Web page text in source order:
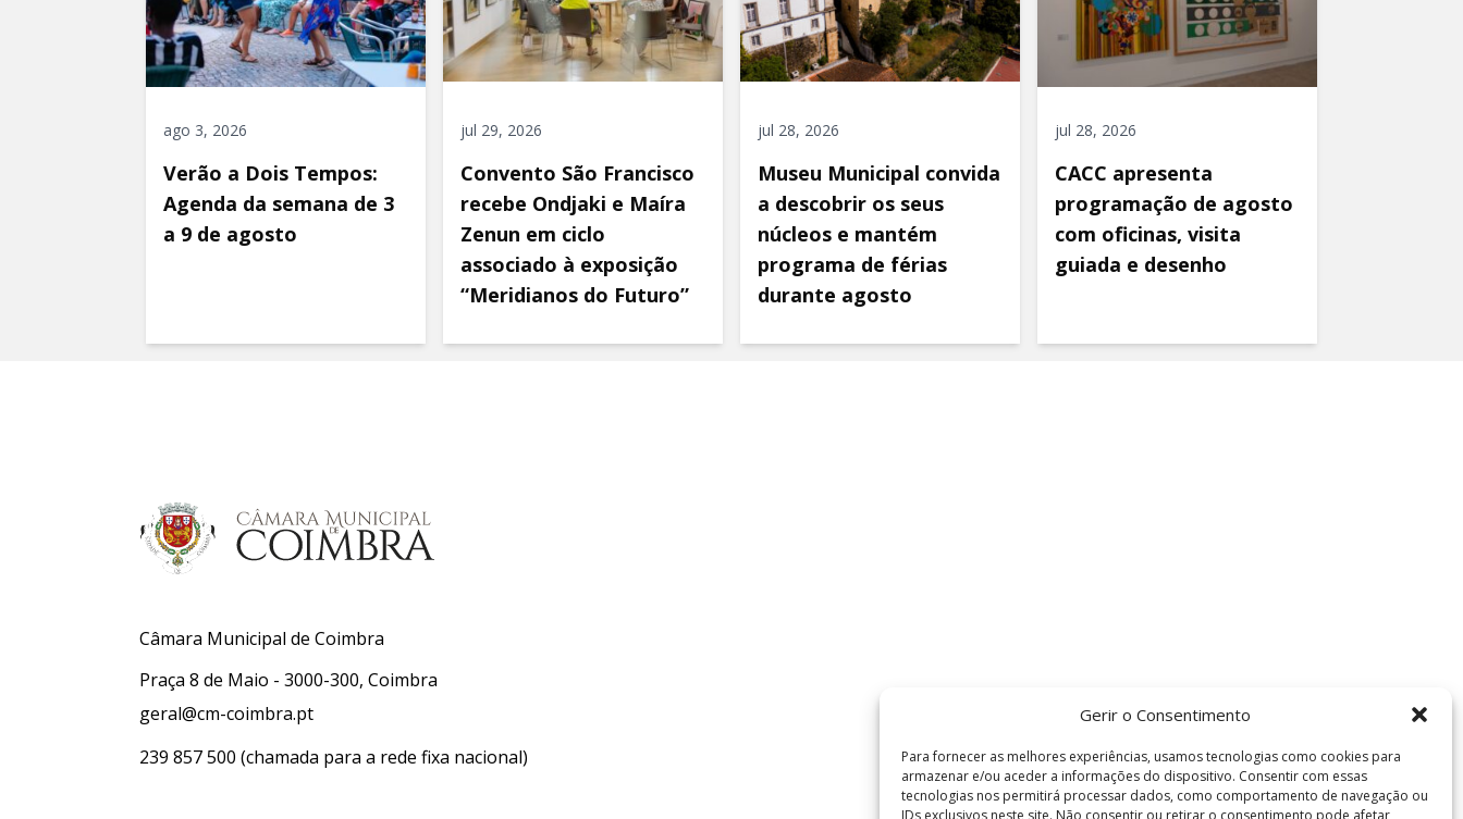
Gerir o Consentimento
Para fornecer as melhores experiências, usamos tecnologias como cookies para
armazenar e/ou aceder a informações do dispositivo. Consentir com essas
tecnologias nos permitirá processar dados, como comportamento de navegação ou
IDs exclusivos neste site. Não consentir ou retirar o consentimento pode afetar
ago 3, 2026
Verão a Dois Tempos:
Agenda da semana de 3
a 9 de agosto
jul 29, 2026
Convento São Francisco
recebe Ondjaki e Maíra
Zenun em ciclo
associado à exposição
“Meridianos do Futuro”
jul 28, 2026
Museu Municipal convida
a descobrir os seus
núcleos e mantém
programa de férias
durante agosto
jul 28, 2026
CACC apresenta
programação de agosto
com oficinas, visita
guiada e desenho
Câmara Municipal de Coimbra
Praça 8 de Maio - 3000-300, Coimbra
geral@cm-coimbra.pt
239 857 500 (chamada para a rede fixa nacional)